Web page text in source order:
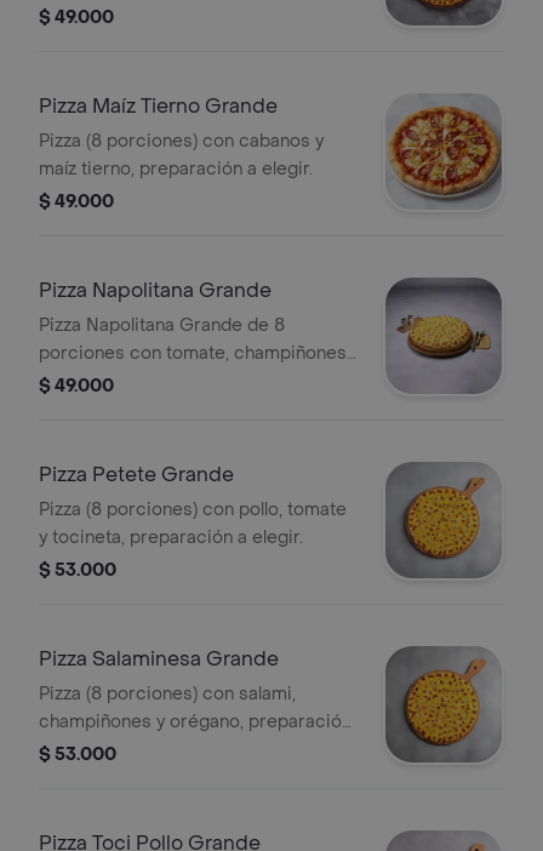
porciones. Preparación a elegir.
$ 49.000
Pizza Maíz Tierno Grande
Pizza (8 porciones) con cabanos y
maíz tierno, preparación a elegir.
$ 49.000
Pizza Napolitana Grande
Pizza Napolitana Grande de 8
porciones con tomate, champiñones
y orégano. Preparación a elegir.
$ 49.000
Pizza Petete Grande
Pizza (8 porciones) con pollo, tomate
y tocineta, preparación a elegir.
$ 53.000
Pizza Salaminesa Grande
Pizza (8 porciones) con salami,
champiñones y orégano, preparación
a elegir.
$ 53.000
Pizza Toci Pollo Grande